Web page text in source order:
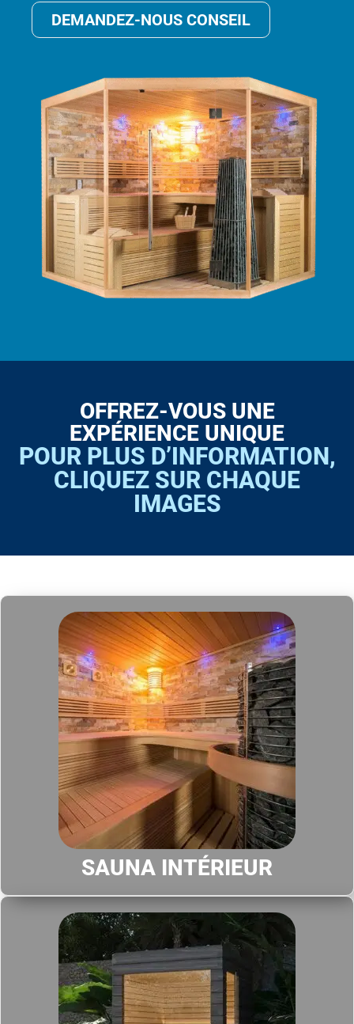
DEMANDEZ-NOUS CONSEIL
OFFREZ-VOUS UNE
EXPÉRIENCE UNIQUE
POUR PLUS D’INFORMATION,
CLIQUEZ SUR CHAQUE
IMAGES
SAUNA INTÉRIEUR